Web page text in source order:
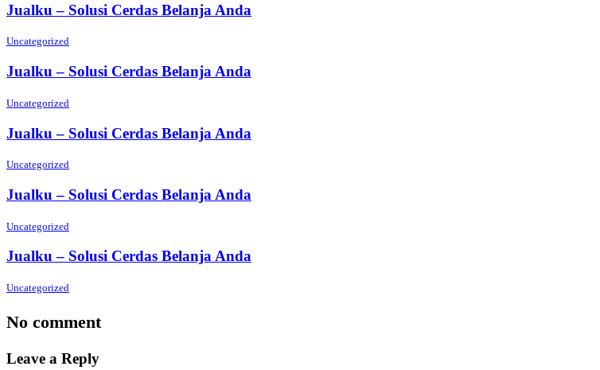
Jualku – Solusi Cerdas Belanja Anda
Uncategorized
Jualku – Solusi Cerdas Belanja Anda
Uncategorized
Jualku – Solusi Cerdas Belanja Anda
Uncategorized
Jualku – Solusi Cerdas Belanja Anda
Uncategorized
Jualku – Solusi Cerdas Belanja Anda
Uncategorized
No comment
Leave a Reply